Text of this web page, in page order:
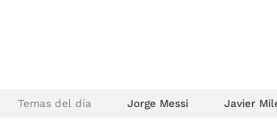
Temas del día Jorge Messi Javier